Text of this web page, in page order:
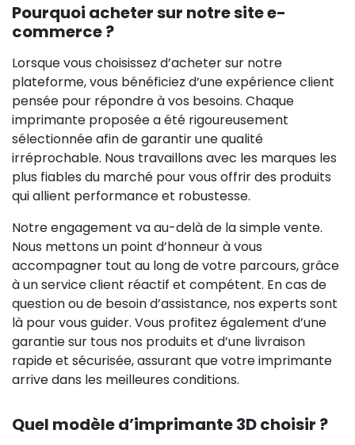
Pourquoi acheter sur notre site e-
commerce ?
Lorsque vous choisissez d’acheter sur notre
plateforme, vous bénéficiez d’une expérience client
pensée pour répondre à vos besoins. Chaque
imprimante proposée a été rigoureusement
sélectionnée afin de garantir une qualité
irréprochable. Nous travaillons avec les marques les
plus fiables du marché pour vous offrir des produits
qui allient performance et robustesse.
Notre engagement va au-delà de la simple vente.
Nous mettons un point d’honneur à vous
accompagner tout au long de votre parcours, grâce
à un service client réactif et compétent. En cas de
question ou de besoin d’assistance, nos experts sont
là pour vous guider. Vous profitez également d’une
garantie sur tous nos produits et d’une livraison
rapide et sécurisée, assurant que votre imprimante
arrive dans les meilleures conditions.
Quel modèle d’imprimante 3D choisir ?